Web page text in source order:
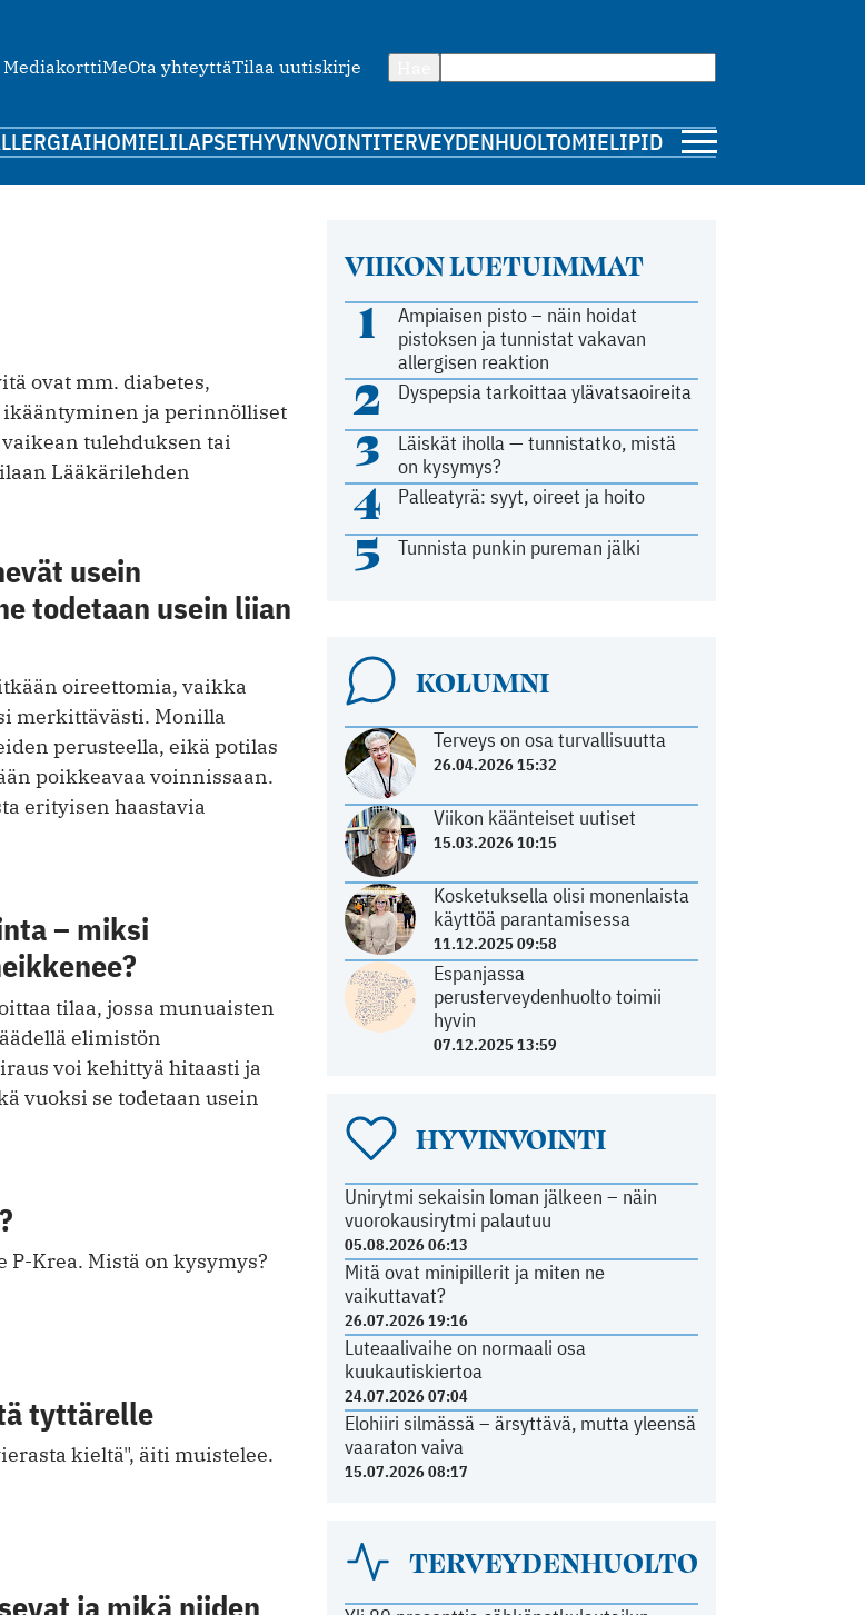
MediakorttiMeOta yhteyttäTilaa uutiskirje
IHOMIELILAPSETHYVINVOINTITERVEYDENHUOLTOMIELIPIDE
ovat mm. diabetes,
ja perinnölliset
tulehduksen tai
Lääkärilehden
usein
todetaan usein liian
oireettomia, vaikka
merkittävästi. Monilla
perusteella, eikä potilas
poikkeavaa voinnissaan.
erityisen haastavia
– miksi
tilaa, jossa munuaisten
elimistön
voi kehittyä hitaasti ja
vuoksi se todetaan usein
Krea. Mistä on kysymys?
tyttärelle
kieltä", äiti muistelee.
ja mikä niiden
VIIKON LUETUIMMAT
1
Ampiaisen pisto – näin hoidat
pistoksen ja tunnistat vakavan
allergisen reaktion
2 Dyspepsia tarkoittaa ylävatsaoireita
3
Läiskät iholla — tunnistatko, mistä
on kysymys?
4 Palleatyrä: syyt, oireet ja hoito
5 Tunnista punkin pureman jälki
KOLUMNI
Terveys on osa turvallisuutta
26.04.2026 15:32
Viikon käänteiset uutiset
15.03.2026 10:15
Kosketuksella olisi monenlaista
käyttöä parantamisessa
11.12.2025 09:58
Espanjassa
perusterveydenhuolto toimii
hyvin
07.12.2025 13:59
HYVINVOINTI
Unirytmi sekaisin loman jälkeen – näin
vuorokausirytmi palautuu
05.08.2026 06:13
Mitä ovat minipillerit ja miten ne
vaikuttavat?
26.07.2026 19:16
Luteaalivaihe on normaali osa
kuukautiskiertoa
24.07.2026 07:04
Elohiiri silmässä – ärsyttävä, mutta yleensä
vaaraton vaiva
15.07.2026 08:17
TERVEYDENHUOLTO